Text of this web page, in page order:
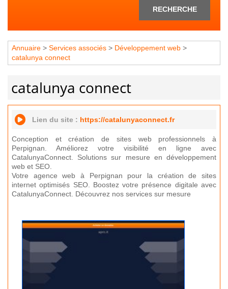
RECHERCHE
Annuaire > Services associés > Développement web >
catalunya connect
catalunya connect
Lien du site : https://catalunyaconnect.fr
Conception et création de sites web professionnels à
Perpignan. Améliorez votre visibilité en ligne avec
CatalunyaConnect. Solutions sur mesure en développement
web et SEO.
Votre agence web à Perpignan pour la création de sites
internet optimisés SEO. Boostez votre présence digitale avec
CatalunyaConnect. Découvrez nos services sur mesure